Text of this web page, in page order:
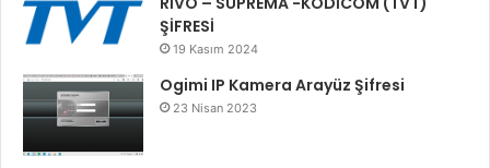
ŞİFRESİ
19 Kasım 2024
Ogimi IP Kamera Arayüz Şifresi
23 Nisan 2023